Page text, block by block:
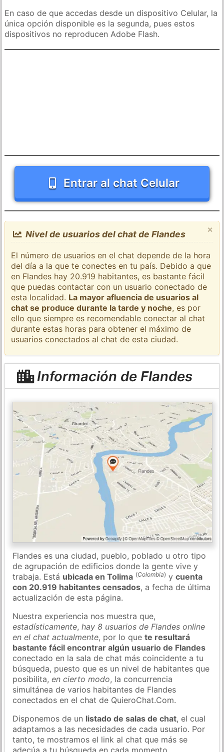
En caso de que accedas desde un dispositivo Celular, la
única opción disponible es la segunda, pues estos
dispositivos no reproducen Adobe Flash.
Entrar al chat Celular
×
Nivel de usuarios del chat de Flandes
El número de usuarios en el chat depende de la hora
del día a la que te conectes en tu país. Debido a que
en Flandes hay 20.919 habitantes, es bastante fácil
que puedas contactar con un usuario conectado de
esta localidad. La mayor afluencia de usuarios al
chat se produce durante la tarde y noche, es por
ello que siempre es recomendable conectar al chat
durante estas horas para obtener el máximo de
usuarios conectados al chat de esta ciudad.
Información de Flandes
Flandes es una ciudad, pueblo, poblado u otro tipo
de agrupación de edificios donde la gente vive y
trabaja. Está ubicada en Tolima (Colombia) ycuenta
con 20.919 habitantes censados, a fecha de última
actualización de esta página.
Nuestra experiencia nos muestra que,
estadísticamente,hay 8 usuarios de Flandes online
en el chat actualmente, por lo quete resultará
bastante fácil encontrar algún usuario de Flandes
conectado en la sala de chat más coincidente a tu
búsqueda, puesto que es un nivel de habitantes que
posibilita,en cierto modo, la concurrencia
simultánea de varios habitantes de Flandes
conectados en el chat de QuieroChat.Com.
Disponemos de un listado de salas de chat, el cual
adaptamos a las necesidades de cada usuario. Por
tanto, te mostramos el link al chat que más se
adecúa a tu búsqueda en cada momento.